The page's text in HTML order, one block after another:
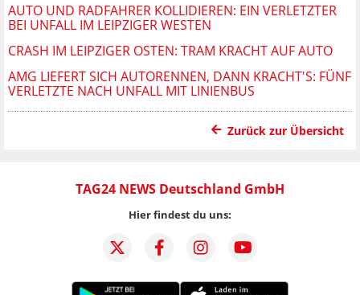
AUTO UND RADFAHRER KOLLIDIEREN: EIN VERLETZTER
BEI UNFALL IM LEIPZIGER WESTEN
CRASH IM LEIPZIGER OSTEN: TRAM KRACHT AUF AUTO
AMG LIEFERT SICH AUTORENNEN, DANN KRACHT'S: FÜNF
VERLETZTE NACH UNFALL MIT LINIENBUS
Zurück zur Übersicht
TAG24 NEWS Deutschland GmbH
Hier findest du uns: